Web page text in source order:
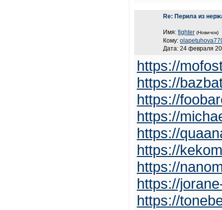
Re: Перила из
Имя: fighter (Новичок)
Кому:
Дата: 24 февраля
https://
https://
https://
https://
https://
https://
https://
https://
https://